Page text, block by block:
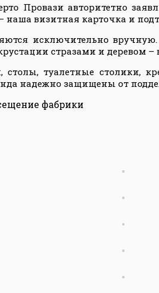
Провази авторитетно
визитная карточка и
исключительно
стразами и деревом
столы, туалетные столики,
надежно защищены от
фабрики